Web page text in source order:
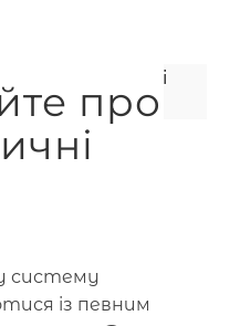
про
систему
із певним